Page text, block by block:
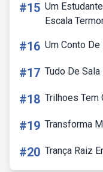
#15 Um
Escala
#16 Um Conto
#17 Tudo De
#18 Trilhoes Tem
#19 Transforma
#20 Trança Raiz